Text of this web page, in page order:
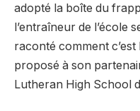
adopté la boîte du
l’entraîneur de l’école
raconté comment c’est
proposé à son
Lutheran High School